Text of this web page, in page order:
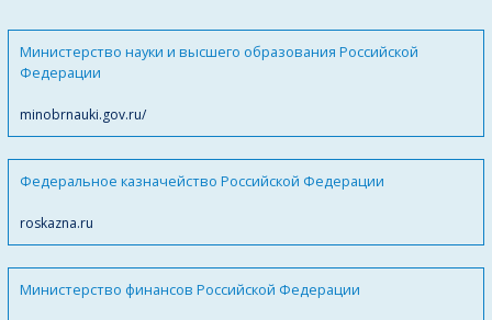
Министерство науки и высшего образования Российской
Федерации
minobrnauki.gov.ru/
Федеральное казначейство Российской Федерации
roskazna.ru
Министерство финансов Российской Федерации